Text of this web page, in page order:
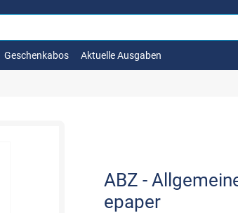
Geschenkabos Aktuelle Ausgaben
ABZ -
epaper